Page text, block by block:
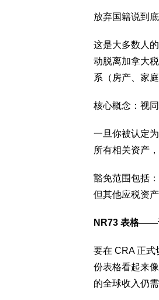
放弃国籍说到
这是大多数人
动脱离加拿大
系（房产、家
核心概念：视
一旦你被认定
所有相关资产
豁免范围包括
但其他应税资
NR73 表格——
要在 CRA 正式
份表格看起来
的全球收入仍